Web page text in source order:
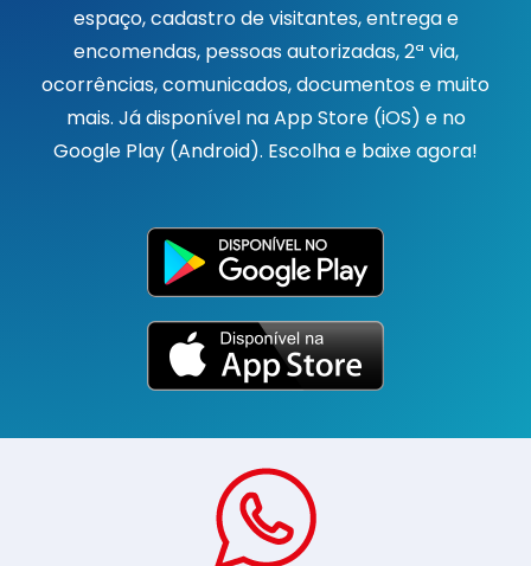
espaço, cadastro de visitantes, entrega e
encomendas, pessoas autorizadas, 2ª via,
ocorrências, comunicados, documentos e muito
mais. Já disponível na App Store (iOS) e no
Google Play (Android). Escolha e baixe agora!